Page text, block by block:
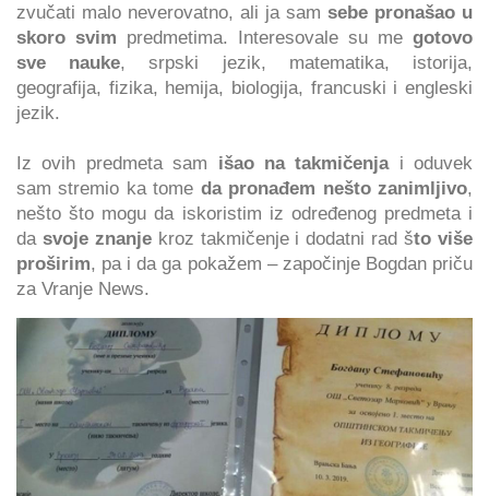
zvučati malo neverovatno, ali ja sam sebe pronašao u
skoro svim predmetima. Interesovale su me gotovo
sve nauke, srpski jezik, matematika, istorija,
geografija, fizika, hemija, biologija, francuski i engleski
jezik.
Iz ovih predmeta sam išao na takmičenjai oduvek
sam stremio ka tome da pronađem nešto zanimljivo,
nešto što mogu da iskoristim iz određenog predmeta i
da svoje znanjekroz takmičenje i dodatni rad što više
proširim, pa i da ga pokažem – započinje Bogdan priču
za Vranje News.